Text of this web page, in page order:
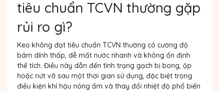
tiêu chuẩn TCVN thường gặp
rủi ro gì?
Keo không đạt tiêu chuẩn TCVN thường có cường độ
bám dính thấp, dễ mất nước nhanh và không ổn định
thể tích. Điều này dẫn đến tình trạng gạch bị bong, ộp
hoặc nứt vỡ sau một thời gian sử dụng, đặc biệt trong
điều kiện khí hậu nóng ẩm và thay đổi nhiệt độ phổ biến